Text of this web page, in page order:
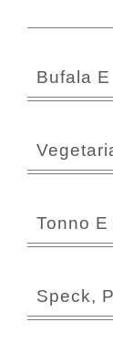
Bufala
Tonno
Speck,